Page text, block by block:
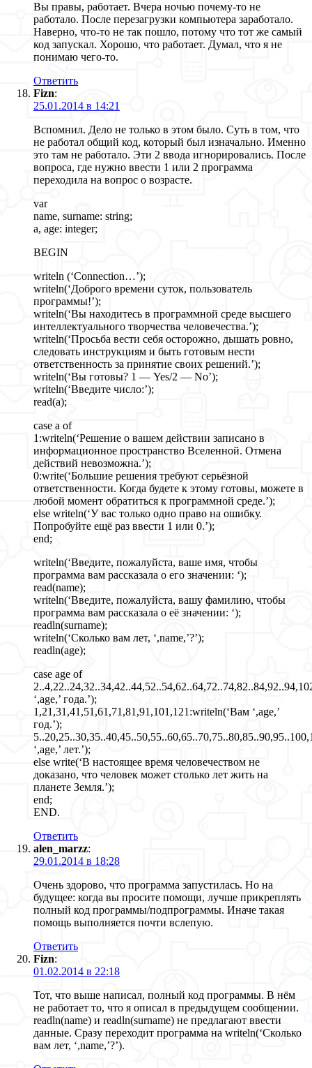
Вы правы, работает. Вчера ночью почему-то не
работало. После перезагрузки компьютера заработало.
Наверно, что-то не так пошло, потому что тот же самый
код запускал. Хорошо, что работает. Думал, что я не
понимаю чего-то.
Ответить
Fizn:
25.01.2014 в 14:21
Вспомнил. Дело не только в этом было. Суть в том, что
не работал общий код, который был изначально. Именно
это там не работало. Эти 2 ввода игнорировались. После
вопроса, где нужно ввести 1 или 2 программа
переходила на вопрос о возрасте.
var
name, surname: string;
a, age: integer;
BEGIN
writeln (‘Connection…’);
writeln(‘Доброго времени суток, пользователь
программы!’);
writeln(‘Вы находитесь в программной среде высшего
интеллектуального творчества человечества.’);
writeln(‘Просьба вести себя осторожно, дышать ровно,
следовать инструкциям и быть готовым нести
ответственность за принятие своих решений.’);
writeln(‘Вы готовы? 1 — Yes/2 — No’);
writeln(‘Введите число:’);
read(a);
case a of
1:writeln(‘Решение о вашем действии записано в
информационное пространство Вселенной. Отмена
действий невозможна.’);
0:write(‘Большие решения требуют серьёзной
ответственности. Когда будете к этому готовы, можете в
любой момент обратиться к программной среде.’);
else writeln(‘У вас только одно право на ошибку.
Попробуйте ещё раз ввести 1 или 0.’);
end;
writeln(‘Введите, пожалуйста, ваше имя, чтобы
программа вам рассказала о его значении: ‘);
read(name);
writeln(‘Введите, пожалуйста, вашу фамилию, чтобы
программа вам рассказала о её значении: ‘);
readln(surname);
writeln(‘Сколько вам лет, ‘,name,’?’);
readln(age);
case age of
‘,age,’ года.’);
1,21,31,41,51,61,71,81,91,101,121:writeln(‘Вам ‘,age,’
год.’);
‘,age,’ лет.’);
else write(‘В настоящее время человечеством не
доказано, что человек может столько лет жить на
планете Земля.’);
end;
END.
Ответить
alen_marzz:
29.01.2014 в 18:28
Очень здорово, что программа запустилась. Но на
будущее: когда вы просите помощи, лучше прикреплять
полный код программы/подпрограммы. Иначе такая
помощь выполняется почти вслепую.
Ответить
Fizn:
01.02.2014 в 22:18
Тот, что выше написал, полный код программы. В нём
не работает то, что я описал в предыдущем сообщении.
readln(name) и readln(surname) не предлагают ввести
данные. Сразу переходит программа на writeln(‘Сколько
вам лет, ‘,name,’?’).